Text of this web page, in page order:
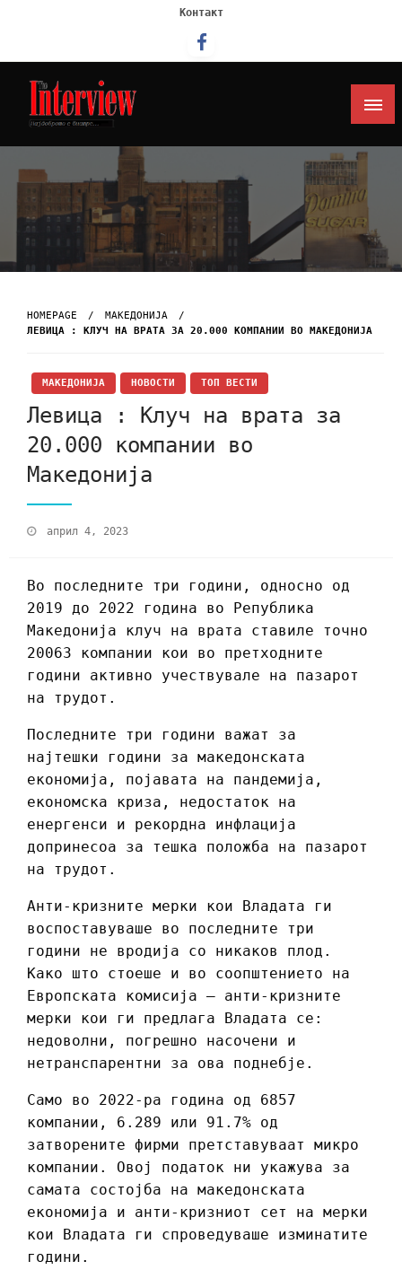
Контакт
Интервју
HOMEPAGE
МАКЕДОНИЈА
ЛЕВИЦА : КЛУЧ НА ВРАТА ЗА 20.000 КОМПАНИИ ВО МАКЕДОНИЈА
МАКЕДОНИЈА НОВОСТИ ТОП ВЕСТИ
Левица : Клуч на врата за
20.000 компании во
Македонија
април 4, 2023
Во последните три години, односно од
2019 до 2022 година во Република
Македонија клуч на врата ставиле точно
20063 компании кои во претходните
години активно учествувале на пазарот
на трудот.
Последните три години важат за
најтешки години за македонската
економија, појавата на пандемија,
економска криза, недостаток на
енергенси и рекордна инфлација
допринесоа за тешка положба на пазарот
на трудот.
Анти-кризните мерки кои Владата ги
воспоставуваше во последните три
години не вродија со никаков плод.
Како што стоеше и во соопштението на
Европската комисија – анти-кризните
мерки кои ги предлага Владата се:
недоволни, погрешно насочени и
нетранспарентни за ова поднебје.
Само во 2022-ра година од 6857
компании, 6.289 или 91.7% од
затворените фирми претставуваат микро
компании. Овој податок ни укажува за
самата состојба на македонската
економија и анти-кризниот сет на мерки
кои Владата ги спроведуваше изминатите
години.